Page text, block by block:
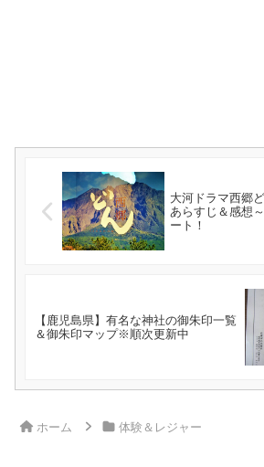
大河ドラマ西郷
あらすじ＆感想
ート！
【鹿児島県】有名な神社の御朱印一覧
＆御朱印マップ※順次更新中
ホーム 体験＆レジャー